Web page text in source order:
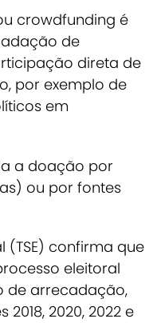
crowdfunding é
de
direta de
por exemplo de
em
a doação por
ou por fontes
(TSE) confirma que
eleitoral
de arrecadação,
2020, 2022 e